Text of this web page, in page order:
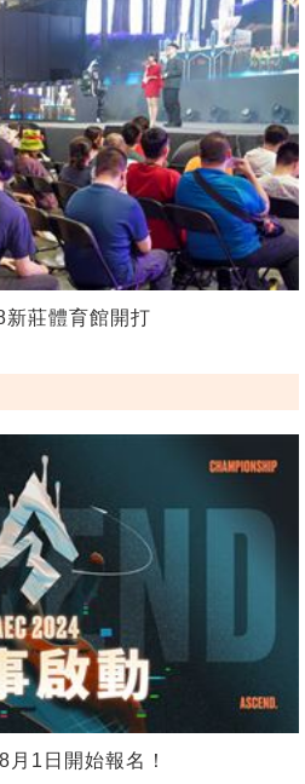
莊體育館開打
月1日開始報名！